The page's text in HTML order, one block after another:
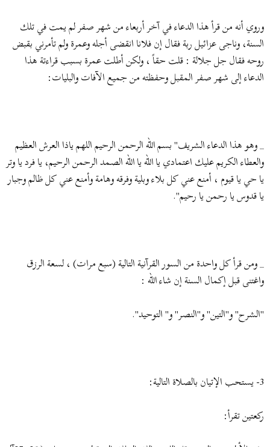
وروي أنه من قرأ هذا الدعاء في آخر أربعاء من شهر صفر لم يمت في تلك
السنة، وناجى عزائيل ربة فقال إن فلانا انقضى أجله وعمرة ولم تأمرني بقبض
روحه فقال جل جلالة : قلت حقاً ، ولكن أطلت عمرة بسبب قراءتة هذا
الدعاء إلى شهر صفر المقبل وحفظته من جميع الآفات والبليات:
_ وهو هذا الدعاء الشريف" بسم الله الرحمن الرحيم اللهم ياذا العرش العظيم
والعطاء الكريم عليك اعتمادي يا الله يا الله الصمد الرحمن الرحيم، يا فرد يا وتر
يا حي يا قيوم ، أمنع عني كل بلاء وبلية وفرقه وهامة وأمنع عني كل ظالم وجبار
يا قدوس يا رحمن يا رحيم".
_ ومن قرأ كل واحدة من السور القرآنية التالية (سبع مرات) ، لسعة الرزق
واغتنى قبل إكمال السنة إن شاء الله :
"الشرح" و"التين" و"النصر" و" التوحيد".
3- يستحب الإتيان بالصلاة التالية:
ركعتين تقرأ: